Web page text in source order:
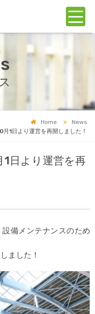
Home
News
月1日より運営を再開しました！
1日より運営を再
備メンテナンスのため
ました！